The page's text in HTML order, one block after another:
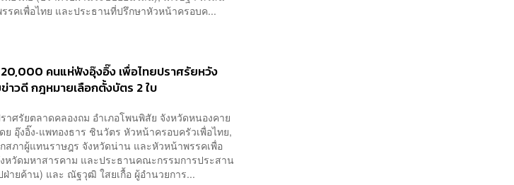
รคเพื่อไทย และประธานที่ปรึกษาหัวหน้าครอบค...
คนแห่ฟังอุ๊งอิ๊ง เพื่อไทยปราศรัยหวัง
าวดี กฎหมายเลือกตั้งบัตร 2 ใบ
าศรัยตลาดคลองถม อำเภอโพนพิสัย จังหวัดหนองคาย
อุ๊งอิ๊ง-แพทองธาร ชินวัตร หัวหน้าครอบครัวเพื่อไทย,
ภาผู้แทนราษฎร จังหวัดน่าน และหัวหน้าพรรคเพื่อ
หวัดมหาสารคาม และประธานคณะกรรมการประสาน
ายค้าน) และ ณัฐวุฒิ ใสยเกื้อ ผู้อำนวยการ...